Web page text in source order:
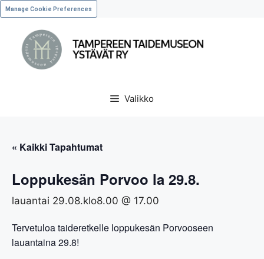
Manage Cookie Preferences
Valikko
« Kaikki Tapahtumat
Loppukesän Porvoo la 29.8.
lauantai 29.08.klo8.00 @ 17.00
Tervetuloa taideretkelle loppukesän Porvooseen
lauantaina 29.8!